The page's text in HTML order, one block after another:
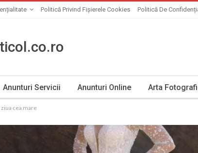
Politică Privind Fișierele Cookies Politică De
Anunturi Servicii Anunturi Online Arta
cea mare